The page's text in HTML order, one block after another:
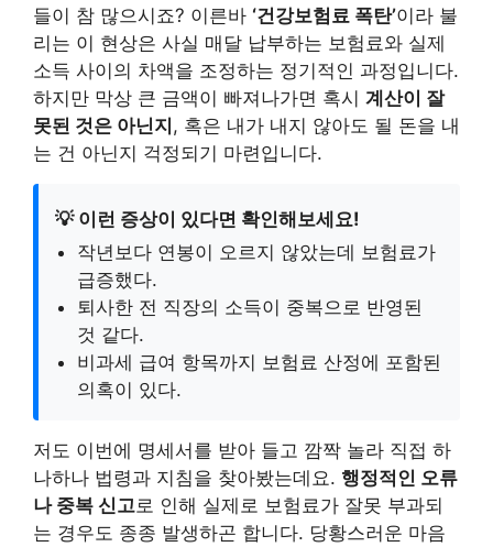
들이 참 많으시죠? 이른바 ‘건강보험료 폭탄’이라 불
리는 이 현상은 사실 매달 납부하는 보험료와 실제
소득 사이의 차액을 조정하는 정기적인 과정입니다.
하지만 막상 큰 금액이 빠져나가면 혹시 계산이 잘
못된 것은 아닌지, 혹은 내가 내지 않아도 될 돈을 내
는 건 아닌지 걱정되기 마련입니다.
💡 이런 증상이 있다면 확인해보세요!
작년보다 연봉이 오르지 않았는데 보험료가
급증했다.
퇴사한 전 직장의 소득이 중복으로 반영된
것 같다.
비과세 급여 항목까지 보험료 산정에 포함된
의혹이 있다.
저도 이번에 명세서를 받아 들고 깜짝 놀라 직접 하
나하나 법령과 지침을 찾아봤는데요. 행정적인 오류
나 중복 신고 로 인해 실제로 보험료가 잘못 부과되
는 경우도 종종 발생하곤 합니다. 당황스러운 마음